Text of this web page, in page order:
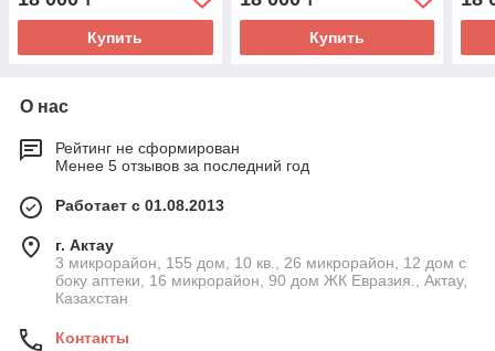
Купить Купить
О нас
Рейтинг не сформирован
Менее 5 отзывов за последний год
Работает с 01.08.2013
г. Актау
3 микрорайон, 155 дом, 10 кв., 26 микрорайон, 12 дом с
боку аптеки, 16 микрорайон, 90 дом ЖК Евразия., Актау,
Казахстан
Контакты